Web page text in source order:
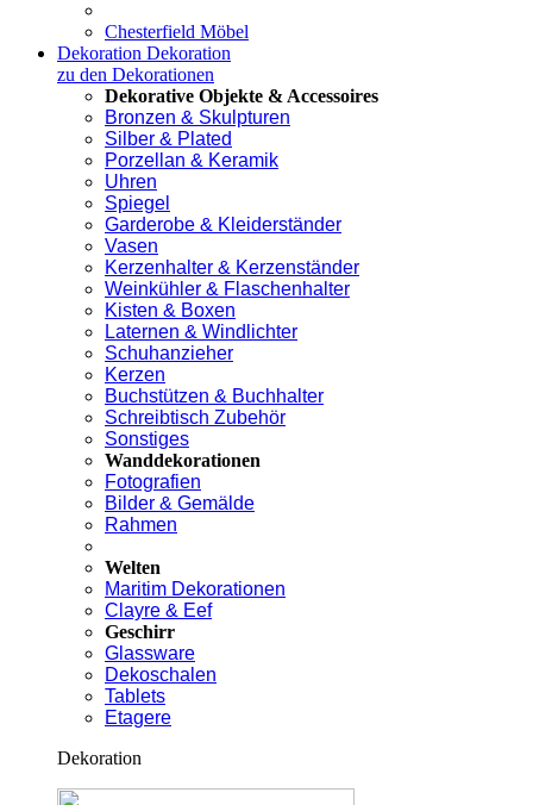
Chesterfield Möbel
Dekoration Dekoration
zu den Dekorationen
Dekorative Objekte & Accessoires
Bronzen & Skulpturen
Silber & Plated
Porzellan & Keramik
Uhren
Spiegel
Garderobe & Kleiderständer
Vasen
Kerzenhalter & Kerzenständer
Weinkühler & Flaschenhalter
Kisten & Boxen
Laternen & Windlichter
Schuhanzieher
Kerzen
Buchstützen & Buchhalter
Schreibtisch Zubehör
Sonstiges
Wanddekorationen
Fotografien
Bilder & Gemälde
Rahmen
Welten
Maritim Dekorationen
Clayre & Eef
Geschirr
Glassware
Dekoschalen
Tablets
Etagere
Dekoration